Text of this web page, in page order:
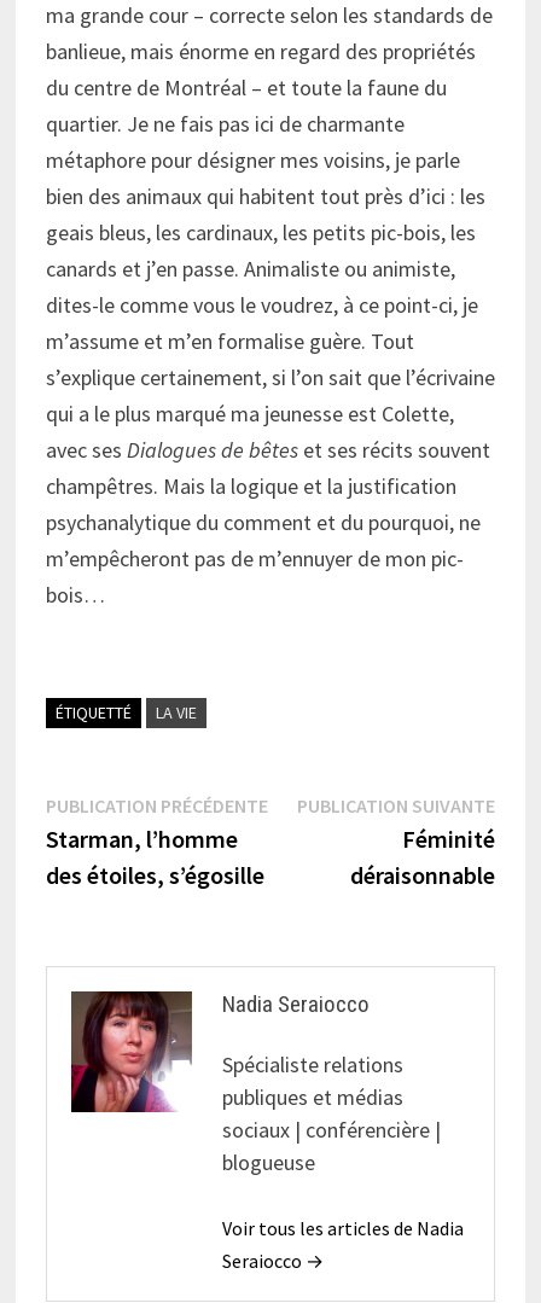
ma grande cour – correcte selon les standards de
banlieue, mais énorme en regard des propriétés
du centre de Montréal – et toute la faune du
quartier. Je ne fais pas ici de charmante
métaphore pour désigner mes voisins, je parle
bien des animaux qui habitent tout près d’ici : les
geais bleus, les cardinaux, les petits pic-bois, les
canards et j’en passe. Animaliste ou animiste,
dites-le comme vous le voudrez, à ce point-ci, je
m’assume et m’en formalise guère. Tout
s’explique certainement, si l’on sait que l’écrivaine
qui a le plus marqué ma jeunesse est Colette,
avec ses Dialogues de bêteset ses récits souvent
champêtres. Mais la logique et la justification
psychanalytique du comment et du pourquoi, ne
m’empêcheront pas de m’ennuyer de mon pic-
bois…
ÉTIQUETTÉ LA VIE
Navigation
de
PUBLICATION PRÉCÉDENTEPublication
Starman, l’homme
des étoiles, s’égosille
PUBLICATION SUIVANTE
Féminité
déraisonnable
Nadia Seraiocco
Spécialiste relations
publiques et médias
sociaux | conférencière |
blogueuse
Voir tous les articles de Nadia
Seraiocco →